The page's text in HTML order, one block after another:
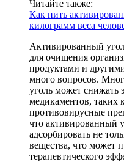
Читайте также:
Как пить
килограмм веса
Активированный
для очищения
продуктами и
много вопросов.
уголь может снижать
медикаментов, таких
противовирусные
что активированный
адсорбировать не
вещества, что может
терапевтического